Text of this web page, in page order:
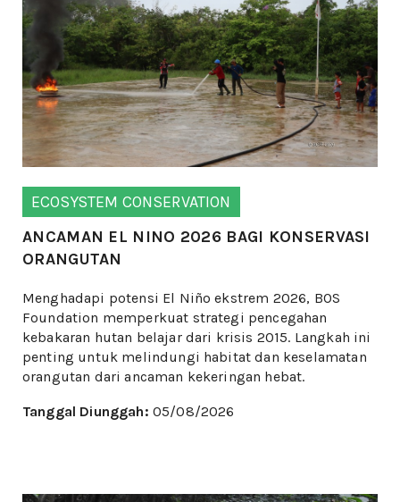
ECOSYSTEM CONSERVATION
ANCAMAN EL NINO 2026 BAGI KONSERVASI
ORANGUTAN
Menghadapi potensi El Niño ekstrem 2026, BOS
Foundation memperkuat strategi pencegahan
kebakaran hutan belajar dari krisis 2015. Langkah ini
penting untuk melindungi habitat dan keselamatan
orangutan dari ancaman kekeringan hebat.
Tanggal Diunggah: 05/08/2026